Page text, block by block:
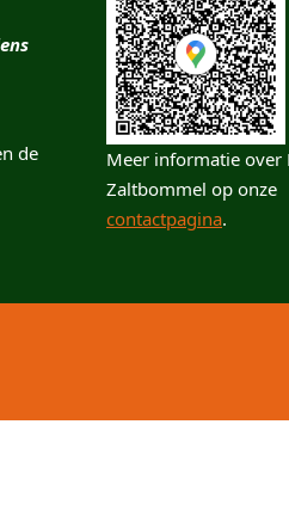
de
Meer informatie over
Zaltbommel op onze
contactpagina.